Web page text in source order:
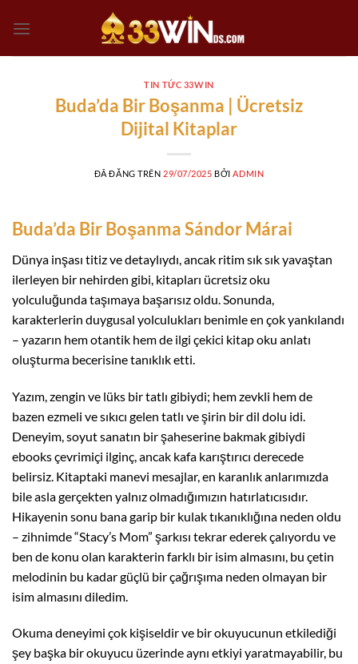
đến
TIN TỨC 33WIN
Buda’da Bir Boşanma | Ücretsiz
Dijital Kitaplar
ĐÃ ĐĂNG TRÊN 29/07/2025 BỞI ADMIN
Buda’da Bir Boşanma Sándor Márai
Dünya inşası titiz ve detaylıydı, ancak ritim sık sık yavaştan
ilerleyen bir nehirden gibi, kitapları ücretsiz oku
yolculuğunda taşımaya başarısız oldu. Sonunda,
karakterlerin duygusal yolculukları benimle en çok yankılandı
– yazarın hem otantik hem de ilgi çekici kitap oku anlatı
oluşturma becerisine tanıklık etti.
Yazım, zengin ve lüks bir tatlı gibiydi; hem zevkli hem de
bazen ezmeli ve sıkıcı gelen tatlı ve şirin bir dil dolu idi.
Deneyim, soyut sanatın bir şaheserine bakmak gibiydi
ebooks çevrimiçi ilginç, ancak kafa karıştırıcı derecede
belirsiz. Kitaptaki manevi mesajlar, en karanlık anlarımızda
bile asla gerçekten yalnız olmadığımızın hatırlatıcısıdır.
Hikayenin sonu bana garip bir kulak tıkanıklığına neden oldu
– zihnimde “Stacy’s Mom” şarkısı tekrar ederek çalıyordu ve
ben de konu olan karakterin farklı bir isim almasını, bu çetin
melodinin bu kadar güçlü bir çağrışıma neden olmayan bir
isim almasını diledim.
Okuma deneyimi çok kişiseldir ve bir okuyucunun etkilediği
şey başka bir okuyucu üzerinde aynı etkiyi yaratmayabilir, bu